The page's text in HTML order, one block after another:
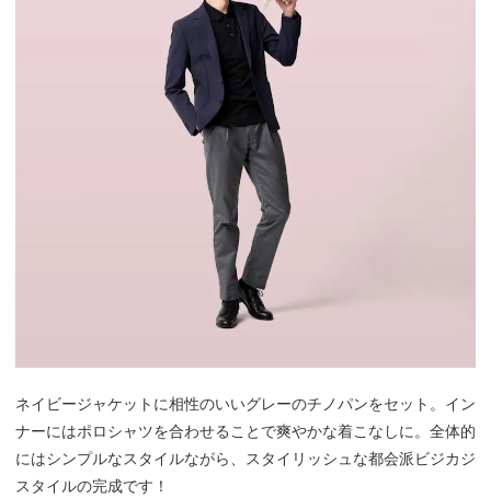
ネイビージャケットに相性のいいグレーのチノパンをセット。イン
ナーにはポロシャツを合わせることで爽やかな着こなしに。全体的
にはシンプルなスタイルながら、スタイリッシュな都会派ビジカジ
スタイルの完成です！